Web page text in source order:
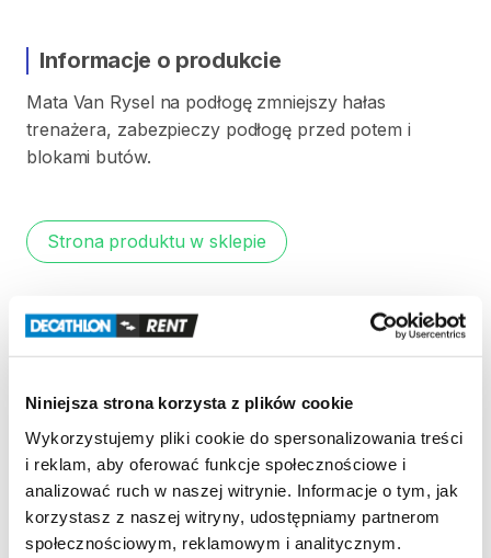
Niniejsza strona korzysta z plików cookie
Wykorzystujemy pliki cookie do spersonalizowania treści
i reklam, aby oferować funkcje społecznościowe i
analizować ruch w naszej witrynie. Informacje o tym, jak
korzystasz z naszej witryny, udostępniamy partnerom
społecznościowym, reklamowym i analitycznym.
Informacje o produkcie
Mata Van Rysel na podłogę zmniejszy hałas
trenażera​,​ zabezpieczy podłogę przed potem i
blokami butów.
Strona produktu w sklepie
Zasady wypożyczenia
Regulamin wypożyczalni
KAUCJA
Nie pobieramy kaucji.